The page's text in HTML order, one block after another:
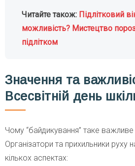
Читайте також: Підлітковий
можливість? Мистецтво
підлітком
Значення та
Всесвітній день
Чому “байдикування” таке важливе
Організатори та прихильники руху
кількох аспектах: